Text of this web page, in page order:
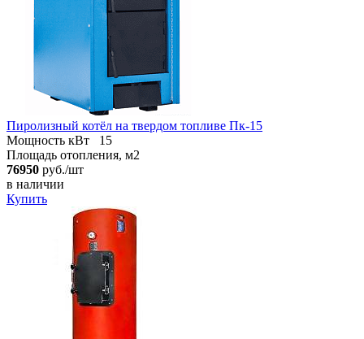
Пиролизный котёл на твердом топливе Пк-15
Мощность кВт
15
Площадь отопления, м2
76950 руб./шт
в наличии
Купить